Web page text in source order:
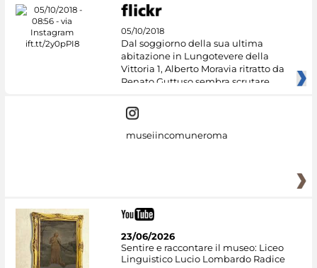
05/10/2018
Dal soggiorno della sua ultima
abitazione in Lungotevere della
Vittoria 1, Alberto Moravia ritratto da
Renato Guttuso sembra scrutare
museiincomuneroma
23/06/2026
Sentire e raccontare il museo: Liceo
Linguistico Lucio Lombardo Radice